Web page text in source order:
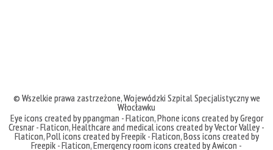
© Wszelkie prawa zastrzeżone,Wojewódzki Szpital Specjalistyczny we
Włocławku
Eye icons created by ppangman - Flaticon,Phone icons created by Gregor
Cresnar - Flaticon,Healthcare and medical icons created by Vector Valley -
Flaticon,Poll icons created by Freepik - Flaticon,Boss icons created by
Freepik - Flaticon,Emergency room icons created by Awicon -